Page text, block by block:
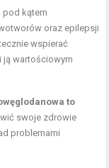
pod kątem
oraz epilepsji
wspierać
ją wartościowym
to
swoje zdrowie
problemami